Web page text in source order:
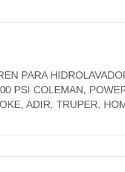
a
l
)
t
PARA
PSI COLEMAN,
ADIR, TRUPER,